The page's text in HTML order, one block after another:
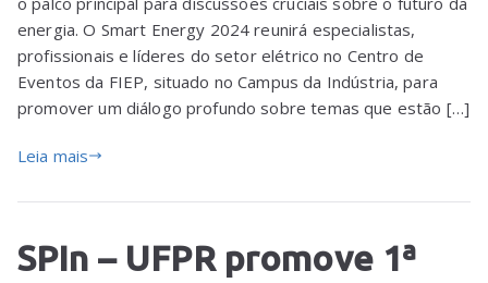
energia. O Smart Energy 2024 reunirá especialistas,
profissionais e líderes do setor elétrico no Centro de
Eventos da FIEP, situado no Campus da Indústria, para
promover um diálogo profundo sobre temas que estão […]
Leia mais
SPIn – UFPR promove 1ª